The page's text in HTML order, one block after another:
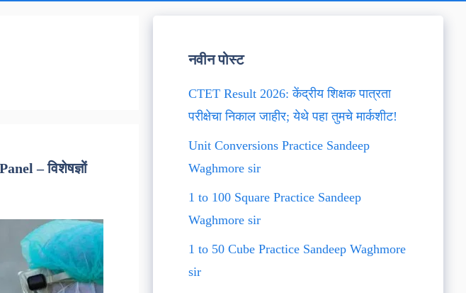
– विशेषज्ञों
नवीन पोस्ट
CTET Result 2026: केंद्रीय शिक्षक पात्रता
परीक्षेचा निकाल जाहीर; येथे पहा तुमचे मार्कशीट!
Unit Conversions Practice Sandeep
Waghmore sir
1 to 100 Square Practice Sandeep
Waghmore sir
1 to 50 Cube Practice Sandeep Waghmore
sir